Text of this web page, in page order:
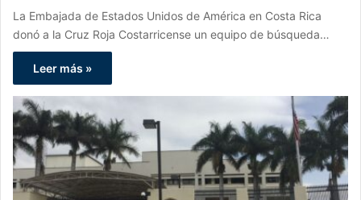
La Embajada de Estados Unidos de América en Costa Rica
donó a la Cruz Roja Costarricense un equipo de búsqueda…
Leer más »